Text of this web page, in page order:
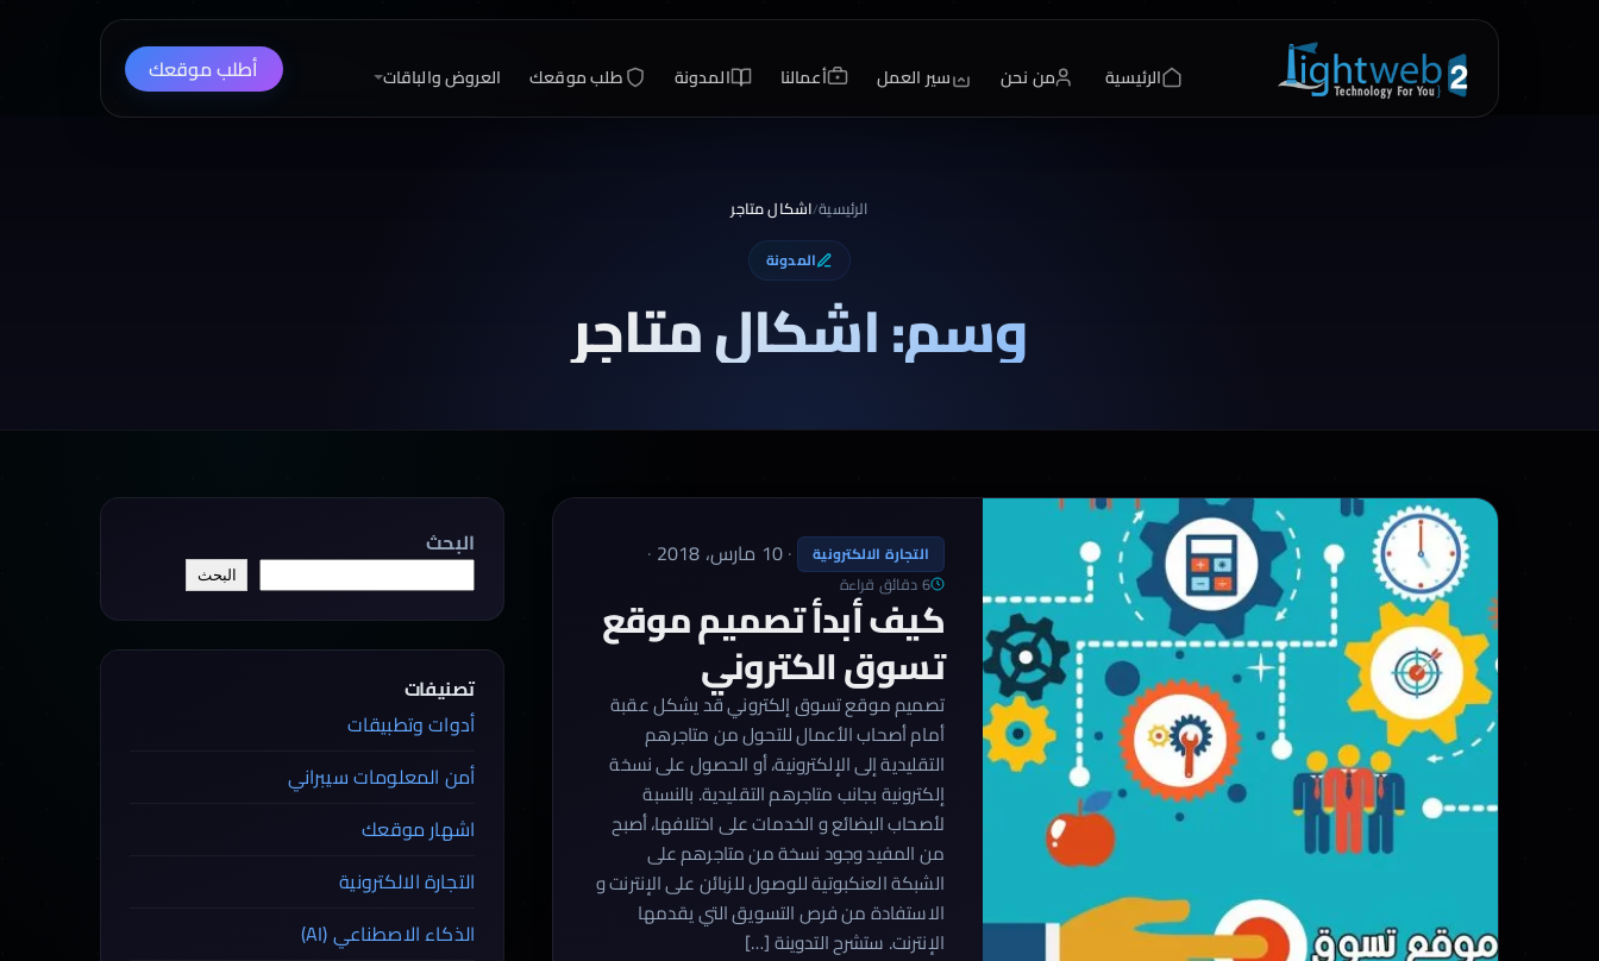
الرئيسية من نحن سير العمل أعمالنا المدونة طلب موقعك العروض والباقات أطلب موقعك
الرئيسية/اشكال متاجر
المدونة
وسم: اشكال متاجر
التجارة الالكترونية ·10 مارس، 2018 ·
6 دقائق قراءة
كيف أبدأ تصميم موقع
تسوق الكتروني
تصميم موقع تسوق إلكتروني قد يشكل عقبة
أمام أصحاب الأعمال للتحول من متاجرهم
التقليدية إلى الإلكترونية، أو الحصول على نسخة
إلكترونية بجانب متاجرهم التقليدية. بالنسبة
لأصحاب البضائع و الخدمات على اختلافها، أصبح
من المفيد وجود نسخة من متاجرهم على
الشبكة العنكبوتية للوصول للزبائن على الإنترنت و
الاستفادة من فرص التسويق التي يقدمها
الإنترنت. ستشرح التدوينة […]
البحث
البحث
تصنيفات
أدوات وتطبيقات
أمن المعلومات سيبراني
اشهار موقعك
التجارة الالكترونية
الذكاء الاصطناعي (AI)